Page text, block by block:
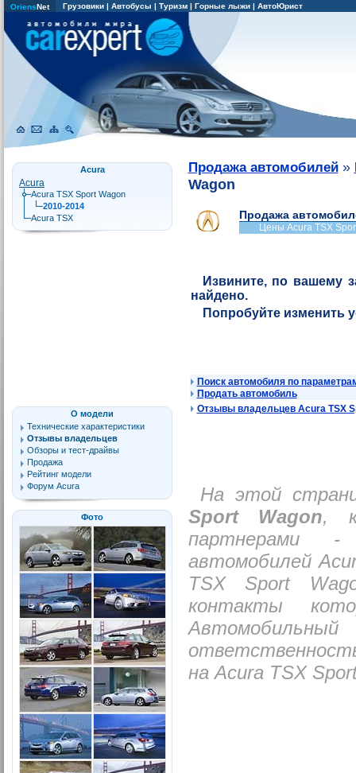
OriensNet Грузовики | Автобусы | Туризм | Горные лыжи | АвтоЮрист
Acura
Acura
Acura TSX Sport Wagon
2010-2014
Acura TSX
О модели
Технические характеристики
Отзывы владельцев
Обзоры и тест-драйвы
Продажа
Рейтинг модели
Форум Acura
Фото
Продажа автомобилей»
Wagon
Продажа
Цены Acura TSX
Извините, по вашему
найдено.
Попробуйте изменить
Поиск автомобиля по
Продать автомобиль
Отзывы владельцев Acura TSX
На этой
Sport Wagon,
партнерами -
автомобилей
TSX Sport
контакты
на Acura TSX